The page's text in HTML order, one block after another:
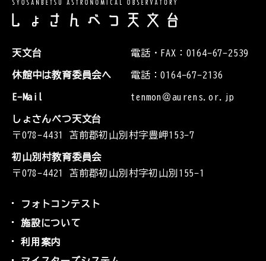
天文台 電話・FAX：0164-67-2539
休館中は教育委員会へ 電話：0164-67-2136
E-Mail tenmon＠aurens.or.jp
しょさんべつ天文台
〒078-4431 苫前郡初山別村字豊岬153-7
初山別村教育委員会
〒078-4421 苫前郡初山別村字初山別155-1
フォトコンテスト
施設について
利用案内